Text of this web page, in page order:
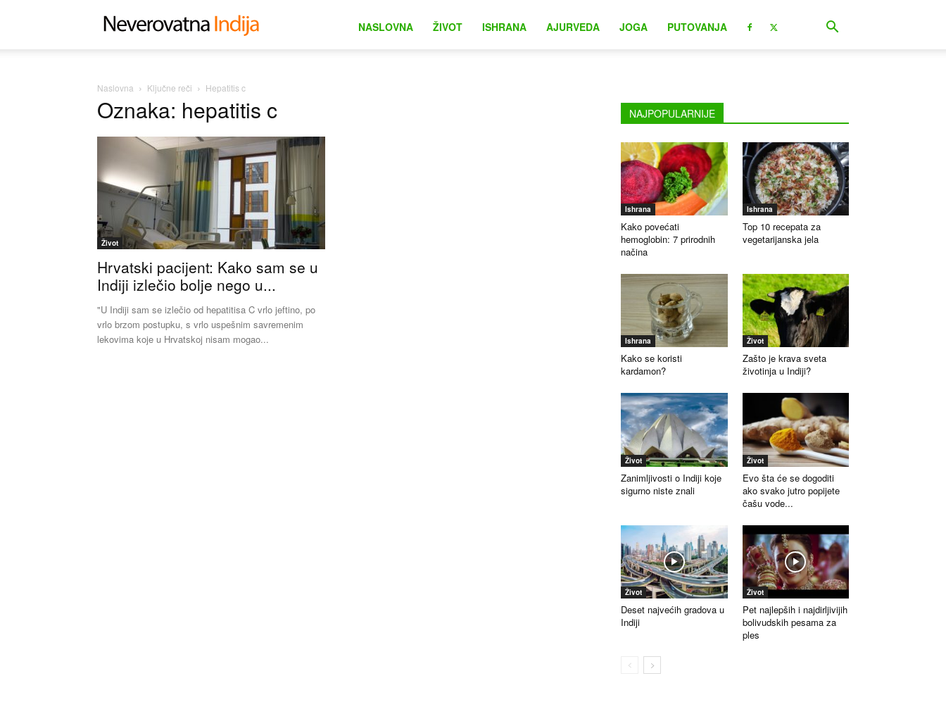
NASLOVNA ŽIVOT ISHRANA AJURVEDA JOGA PUTOVANJA
Naslovna Ključne reči Hepatitis c
Oznaka: hepatitis c
Život
Hrvatski pacijent: Kako sam se u
Indiji izlečio bolje nego u...
"U Indiji sam se izlečio od hepatitisa C vrlo jeftino, po
vrlo brzom postupku, s vrlo uspešnim savremenim
lekovima koje u Hrvatskoj nisam mogao...
NAJPOPULARNIJE
Ishrana
Kako povećati
hemoglobin: 7 prirodnih
načina
Ishrana
Top 10 recepata za
vegetarijanska jela
Ishrana
Kako se koristi
kardamon?
Život
Zašto je krava sveta
životinja u Indiji?
Život
Zanimljivosti o Indiji koje
sigurno niste znali
Život
Evo šta će se dogoditi
ako svako jutro popijete
čašu vode...
Život
Deset najvećih gradova u
Indiji
Život
Pet najlepših i najdirljivijih
bolivudskih pesama za
ples